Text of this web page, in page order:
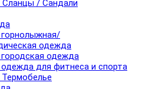
/ Сандали
одежда
одежда
для фитнеса и спорта